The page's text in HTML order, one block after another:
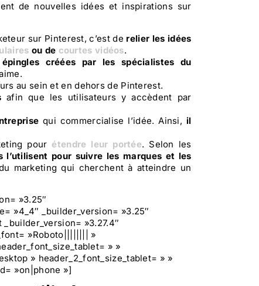
de nouvelles idées et inspirations sur
sur Pinterest, c’est de relier les idées
ou de courtes vidéos.
créées par les spécialistes du
au sein et en dehors de Pinterest.
afin que les utilisateurs y accèdent par
qui commercialise l’idée. Ainsi, il
pour étendre leur portée. Selon les
pour suivre les marques et les
marketing qui cherchent à atteindre un
»3.25″
»4_4″ _builder_version= »3.25″
»3.27.4″
»Roboto|||||||| »
» »
» header_2_font_size_tablet= » »
»on|phone »]